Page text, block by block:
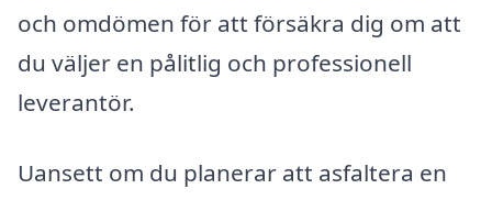
och omdömen för att försäkra dig om att
du väljer en pålitlig och professionell
leverantör.
Uansett om du planerar att asfaltera en